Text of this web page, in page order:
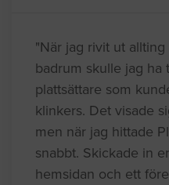
"När jag rivit ut
badrum skulle jag ha
plattsättare som
klinkers. Det visade
men när jag hittade
snabbt. Skickade in
hemsidan och ett